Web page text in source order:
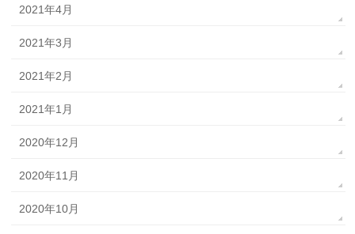
2021年4月
2021年3月
2021年2月
2021年1月
2020年12月
2020年11月
2020年10月